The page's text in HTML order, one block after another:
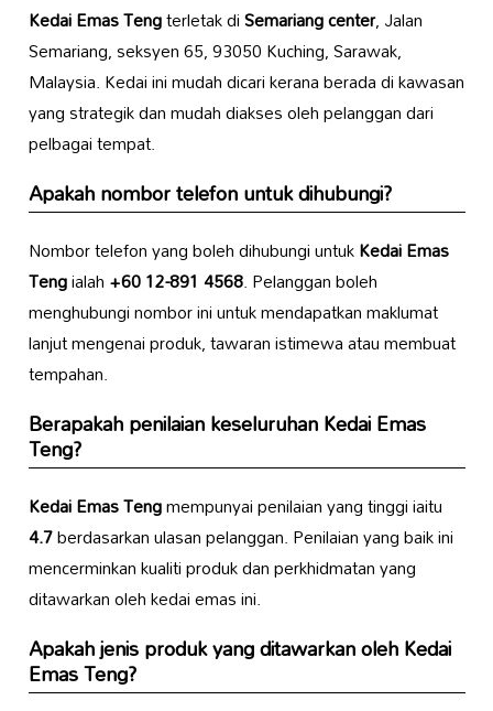
Kedai Emas Tengterletak diSemariang center, Jalan
Semariang, seksyen 65, 93050 Kuching, Sarawak,
Malaysia. Kedai ini mudah dicari kerana berada di kawasan
yang strategik dan mudah diakses oleh pelanggan dari
pelbagai tempat.
Apakah nombor telefon untuk dihubungi?
Nombor telefon yang boleh dihubungi untukKedai Emas
Tengialah+60 12-891 4568. Pelanggan boleh
menghubungi nombor ini untuk mendapatkan maklumat
lanjut mengenai produk, tawaran istimewa atau membuat
tempahan.
Berapakah penilaian keseluruhanKedai Emas
Teng?
Kedai Emas Tengmempunyai penilaian yang tinggi iaitu
4.7berdasarkan ulasan pelanggan. Penilaian yang baik ini
mencerminkan kualiti produk dan perkhidmatan yang
ditawarkan oleh kedai emas ini.
Apakah jenis produk yang ditawarkan olehKedai
Emas Teng?